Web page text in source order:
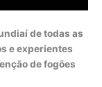
de todas as
e experientes
de fogões